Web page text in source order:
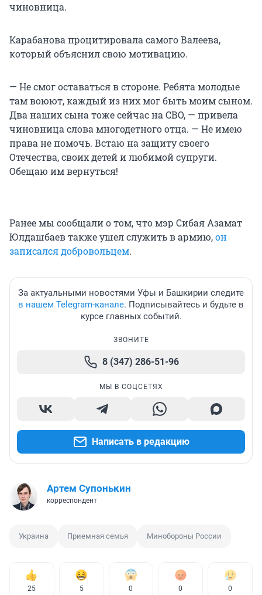
чиновница.
Карабанова процитировала самого Валеева,
который объяснил свою мотивацию.
— Не смог оставаться в стороне. Ребята молодые
там воюют, каждый из них мог быть моим сыном.
Два наших сына тоже сейчас на СВО, — привела
чиновница слова многодетного отца. — Не имею
права не помочь. Встаю на защиту своего
Отечества, своих детей и любимой супруги.
Обещаю им вернуться!
Ранее мы сообщали о том, что мэр Сибая Азамат
Юлдашбаев также ушел служить в армию,он
записался добровольцем.
За актуальными новостями Уфы и Башкирии следите
в нашем Telegram-канале. Подписывайтесь и будьте в
курсе главных событий.
ЗВОНИТЕ
8 (347) 286-51-96
МЫ В СОЦСЕТЯХ
Написать в редакцию
Артем Супонькин
корреспондент
Украина Приемная семья Минобороны России
25 5 0 0 0